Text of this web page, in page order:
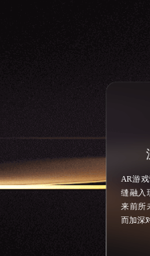
AR游
缝融入
来前所
而加深